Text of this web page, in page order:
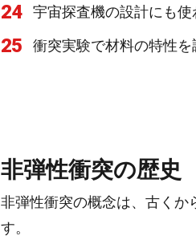
24 宇宙探査機の設計にも使
25 衝突実験で材料の特性を
非弾性衝突の歴史
非弾性衝突の概念は、古くか
す。